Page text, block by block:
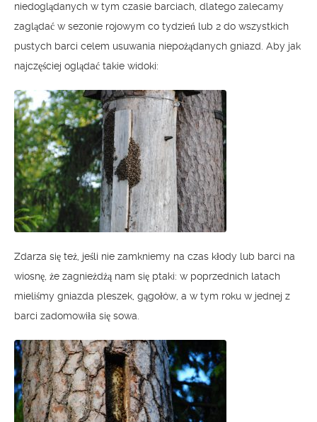
niedoglądanych w tym czasie barciach, dlatego zalecamy
zaglądać w sezonie rojowym co tydzień lub 2 do wszystkich
pustych barci celem usuwania niepożądanych gniazd. Aby jak
najczęściej oglądać takie widoki:
Zdarza się też, jeśli nie zamkniemy na czas kłody lub barci na
wiosnę, że zagnieżdżą nam się ptaki: w poprzednich latach
mieliśmy gniazda pleszek, gągołów, a w tym roku w jednej z
barci zadomowiła się sowa.